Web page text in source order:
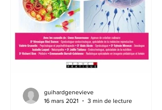
guihardgenevieve
16 mars 2021
3 min de lecture